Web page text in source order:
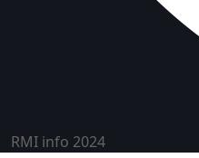
RMI info 2024